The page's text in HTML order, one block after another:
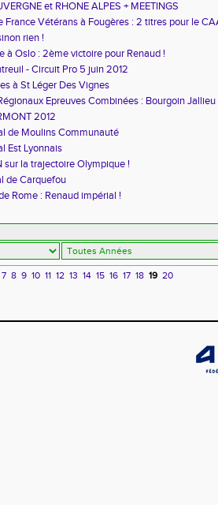
et RHONE ALPES + MEETINGS
France Vétérans à Fougères : 2 titres pour le
rien !
à Oslo : 2ème victoire pour Renaud !
- Circuit Pro 5 juin 2012
à St Léger Des Vignes
Epreuves Combinées : Bourgoin Jallieu
2012
de Moulins Communauté
Est Lyonnais
sur la trajectoire Olympique !
de Carquefou
Rome : Renaud impérial !
7 8 9 10 11 12 13 14 15 16 17 18 19 20